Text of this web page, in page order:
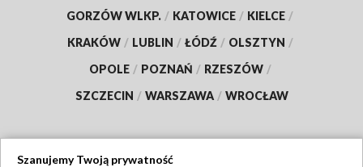
GORZÓW WLKP. / KATOWICE / KIELCE /
KRAKÓW / LUBLIN / ŁÓDŹ / OLSZTYN /
OPOLE / POZNAŃ / RZESZÓW /
SZCZECIN / WARSZAWA / WROCŁAW
Szanujemy Twoją prywatność